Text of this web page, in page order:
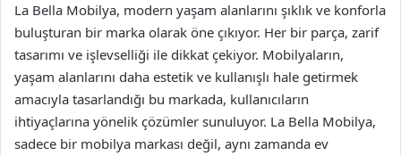
La Bella Mobilya, modern yaşam alanlarını şıklık ve konforla
buluşturan bir marka olarak öne çıkıyor. Her bir parça, zarif
tasarımı ve işlevselliği ile dikkat çekiyor. Mobilyaların,
yaşam alanlarını daha estetik ve kullanışlı hale getirmek
amacıyla tasarlandığı bu markada, kullanıcıların
ihtiyaçlarına yönelik çözümler sunuluyor. La Bella Mobilya,
sadece bir mobilya markası değil, aynı zamanda ev